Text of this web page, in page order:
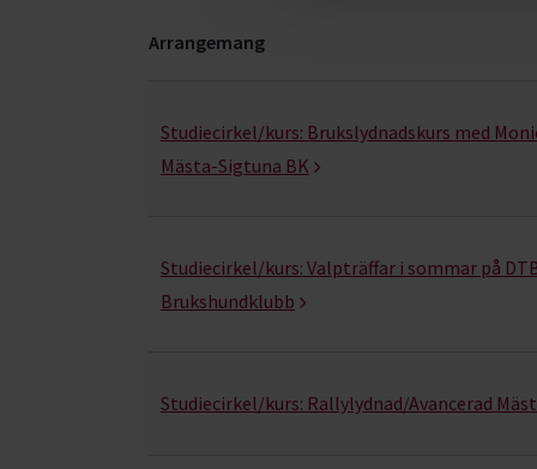
Arrangemang
Studiecirkel/kurs: Brukslydnadskurs med
Mästa-Sigtuna BK
Studiecirkel/kurs: Valpträffar i sommar på
Brukshundklubb
Studiecirkel/kurs: Rallylydnad/Avancerad